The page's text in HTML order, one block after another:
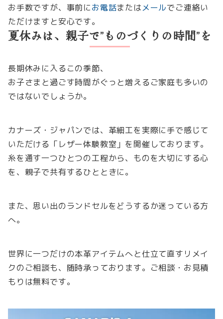
お手数ですが、事前にお電話またはメールでご連絡い
ただけますと安心です。
夏休みは、親子で”ものづくりの時間”を
長期休みに入るこの季節、
お子さまと過ごす時間がぐっと増えるご家庭も多いの
ではないでしょうか。
カナーズ・ジャパンでは、革細工を実際に手で感じて
いただける「レザー体験教室」を開催しております。
糸を通す一つひとつの工程から、ものを大切にする心
を、親子で共有するひとときに。
また、思い出のランドセルをどうするか迷っている方
へ。
世界に一つだけの本革アイテムへと仕立て直すリメイ
クのご相談も、随時承っております。ご相談・お見積
もりは無料です。